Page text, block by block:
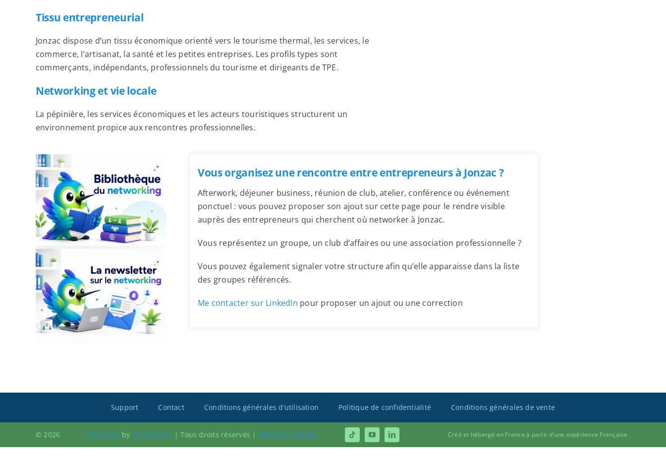
Tissu entrepreneurial
Jonzac dispose d’un tissu économique orienté vers le tourisme thermal, les services, le
commerce, l’artisanat, la santé et les petites entreprises. Les profils types sont
commerçants, indépendants, professionnels du tourisme et dirigeants de TPE.
Networking et vie locale
La pépinière, les services économiques et les acteurs touristiques structurent un
environnement propice aux rencontres professionnelles.
Vous organisez une rencontre entre entrepreneurs à Jonzac ?
Afterwork, déjeuner business, réunion de club, atelier, conférence ou événement
ponctuel : vous pouvez proposer son ajout sur cette page pour le rendre visible
auprès des entrepreneurs qui cherchent où networker à Jonzac.
Vous représentez un groupe, un club d’affaires ou une association professionnelle ?
Vous pouvez également signaler votre structure afin qu’elle apparaisse dans la liste
des groupes référencés.
Me contacter sur LinkedIn pour proposer un ajout ou une correction
Support Contact Conditions générales d’utilisation Politique de confidentialité Conditions générales de vente
© 2026 Sarea.app by Pixelsquare |Tous droits réservés | Mentions légales Créé et hébergé en France à partir d’une expérience Française